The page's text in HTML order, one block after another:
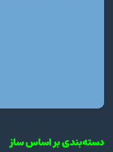
دسته‌بندی بر اساس ساز